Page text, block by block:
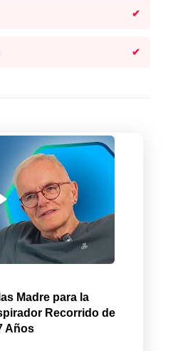
Madre para la
Recorrido de
Años